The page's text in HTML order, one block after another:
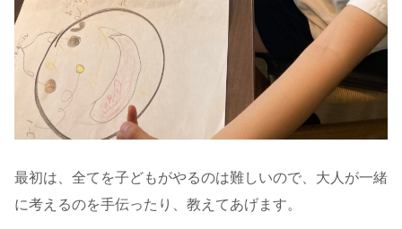
最初は、全てを子どもがやるのは難しいので、大人が一緒
に考えるのを手伝ったり、教えてあげます。